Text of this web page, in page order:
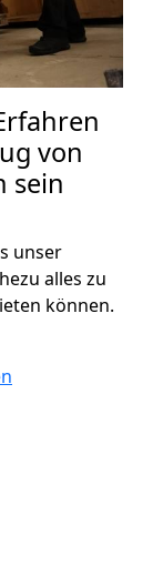
von
sein
unser
alles zu
können.